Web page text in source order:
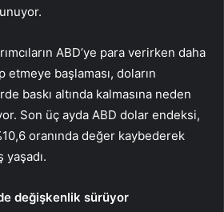
ABD’ye para verirken daha
başlaması, doların
baskı altında kalmasına neden
Son üç ayda ABD dolar endeksi,
oranında değer kaybederek
değişkenlik sürüyor